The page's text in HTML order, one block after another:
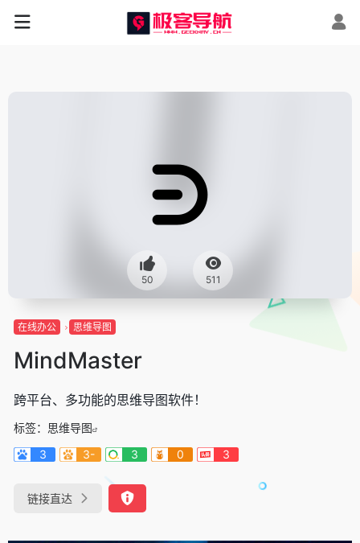
50 511
在线办公 思维导图
MindMaster
跨平台、多功能的思维导图软件！
标签： 思维导图
3
3- 3 0 3
链接直达